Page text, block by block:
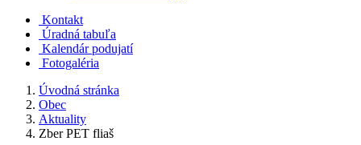
Kontakt
Úradná tabuľa
Kalendár podujatí
Fotogaléria
Úvodná stránka
Obec
Aktuality
Zber PET fliaš